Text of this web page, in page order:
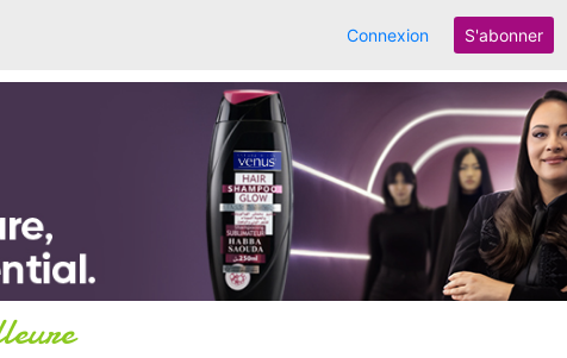
Connexion S'abonner